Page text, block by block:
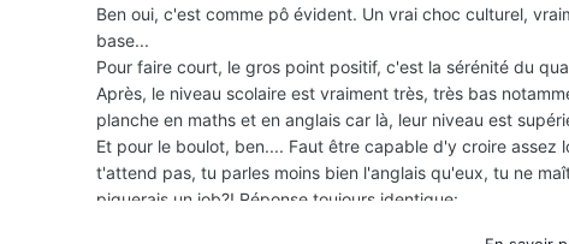
Ben oui, c'est comme pô évident. Un vrai choc culturel,
base...
Pour faire court, le gros point positif, c'est la sérénité du
Après, le niveau scolaire est vraiment très, très bas
planche en maths et en anglais car là, leur niveau est
Et pour le boulot, ben.... Faut être capable d'y croire
t'attend pas, tu parles moins bien l'anglais qu'eux, tu ne
piquerais un job?! Réponse toujours identique: